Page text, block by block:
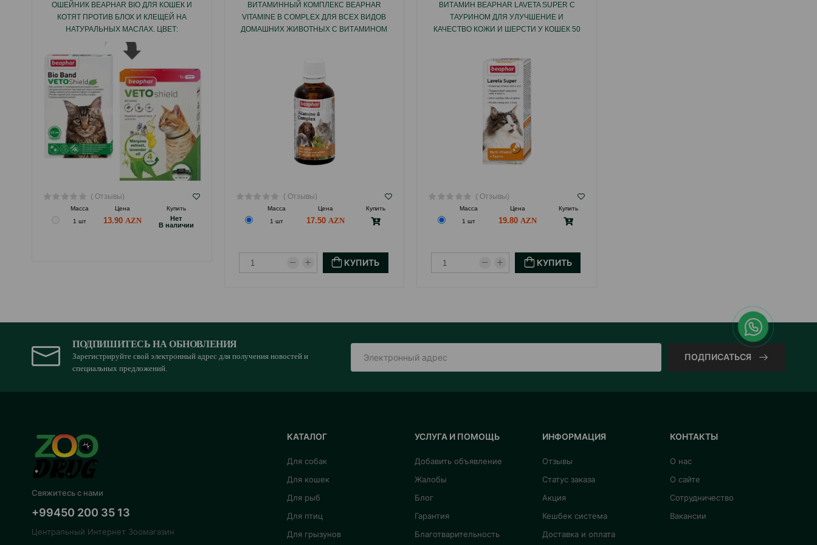
ОШЕЙНИК BEAPHAR BIO ДЛЯ КОШЕК И
КОТЯТ ПРОТИВ БЛОХ И КЛЕЩЕЙ НА
НАТУРАЛЬНЫХ МАСЛАХ. ЦВЕТ:
ЗЕЛЕНЫЙ. ДЛИНА: 35 СМ.
( Отзывы)
Масса Цена
Купить
1 шт
13.90
Hет
B наличии
ВИТАМИННЫЙ КОМПЛЕКС BEAPHAR
VITAMINE B COMPLEX ДЛЯ ВСЕХ ВИДОВ
ДОМАШНИХ ЖИВОТНЫХ С ВИТАМИНОМ
( Отзывы)
Масса Цена
Купить
1 шт
17.50
КУПИТЬ
ВИТАМИН BEAPHAR LAVETA SUPER С
ТАУРИНОМ ДЛЯ УЛУЧШЕНИЕ И
КАЧЕСТВО КОЖИ И ШЕРСТИ У КОШЕК 50
( Отзывы)
Масса Цена
Купить
1 шт
19.80
КУПИТЬ
ПОДПИШИТЕСЬ НА ОБНОВЛЕНИЯ
Зарегистрируйте свой электронный адрес для получения новостей и
специальных предложений.
ПОДПИСАТЬСЯ
Свяжитесь с нами
+99450 200 35 13
Центральный Интернет Зоомагазин
КАТАЛОГ
Для собак
Для кошек
Для рыб
Для птиц
Для грызунов
УСЛУГА И ПОМОЩЬ
Добавить объявление
Жалобы
Блог
Гарантия
Благотварительность
ИНФОРМАЦИЯ
Отзывы
Статус заказа
Акция
Кешбек система
Доставка и оплата
КОНТАКТЫ
О нас
О сайте
Сотрудничество
Вакансии